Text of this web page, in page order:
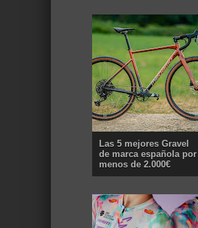
Las 5 mejores Gravel
de marca española por
menos de 2.000€